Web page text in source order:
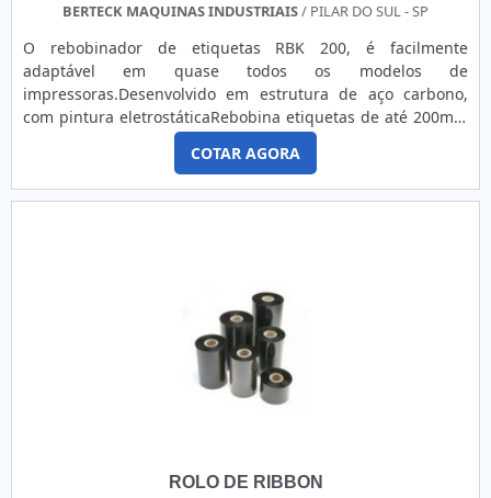
desnecessários. Existem diversos motivos para a Zurc
uma empresa que entrega confiança e serviços de
qualidade. Alguns desses motivos são: Equipe
multidisciplinar de consultores associados; Profissionais
com vasta experiência na área de atuação; Equipe de alta
qualidade; Escritório de alta qualidade onde são realizadas
as atividades; Fábrica moderna na região do Brás, em São
Paulo; Equipamentos de última geração. QUALIDADE
botão para costura. É uma empresa comprometida com
seus serviços e uma empresa altamente qualificada,
padrões alcançados por conter escritório de alta qualidade
onde são realizadas as atividades e equipamentos de
última geração. Tudo isso, somado a uma equipe
multidisciplinar de consultores associados e profissionais
BERTECK MAQUINAS INDUSTRIAIS/ PILAR DO SUL - SP
O rebobinador de etiquetas RBK 200, é facilmente
adaptável em quase todos os modelos de
impressoras.Desenvolvido em estrutura de aço carbono,
com pintura eletrostáticaRebobina etiquetas de até 200mm
de largura com diâmetro máximo de 250mmPara
automaticamente quando para impressão.Eixo rebobinador
para tubetes de 1 e de 3, é possível utilizar sem tubetes
procurando por rebobinador de etiquetas externo, certeza
que descobrirá no website da Berteck Máquinas Industriais.
Elaborando uma cotação por meio da maior empresa da
área e descobrindo a melhor em qualidade e custo
benefício.INFORMAÇÕES SOBRE REBOBINADOR DE
encontrar máquinas para produção de rótulos bula e
COTAR AGORA
ROLO DE RIBBON